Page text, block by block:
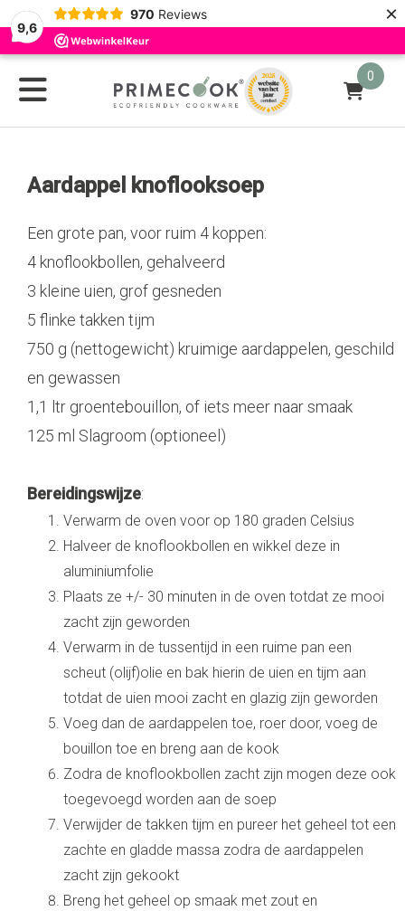
9,6
970 Reviews ×
0
Aardappel knoflooksoep
Een grote pan, voor ruim 4 koppen:
4 knoflookbollen, gehalveerd
3 kleine uien, grof gesneden
5 flinke takken tijm
750 g (nettogewicht) kruimige aardappelen, geschild
en gewassen
1,1 ltr groentebouillon, of iets meer naar smaak
125 ml Slagroom (optioneel)
Bereidingswijze:
Verwarm de oven voor op 180 graden Celsius
Halveer de knoflookbollen en wikkel deze in
aluminiumfolie
Plaats ze +/- 30 minuten in de oven totdat ze mooi
zacht zijn geworden
Verwarm in de tussentijd in een ruime pan een
scheut (olijf)olie en bak hierin de uien en tijm aan
totdat de uien mooi zacht en glazig zijn geworden
Voeg dan de aardappelen toe, roer door, voeg de
bouillon toe en breng aan de kook
Zodra de knoflookbollen zacht zijn mogen deze ook
toegevoegd worden aan de soep
Verwijder de takken tijm en pureer het geheel tot een
zachte en gladde massa zodra de aardappelen
zacht zijn gekookt
Breng het geheel op smaak met zout en